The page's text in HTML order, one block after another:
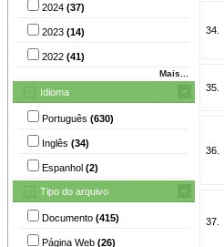
2024 (37)
2023 (14)
2022 (41)
Mais...
Idioma
Português (630)
Inglês (34)
Espanhol (2)
Tipo do arquivo
Documento (415)
Página Web (26)
34.
35.
36.
37.